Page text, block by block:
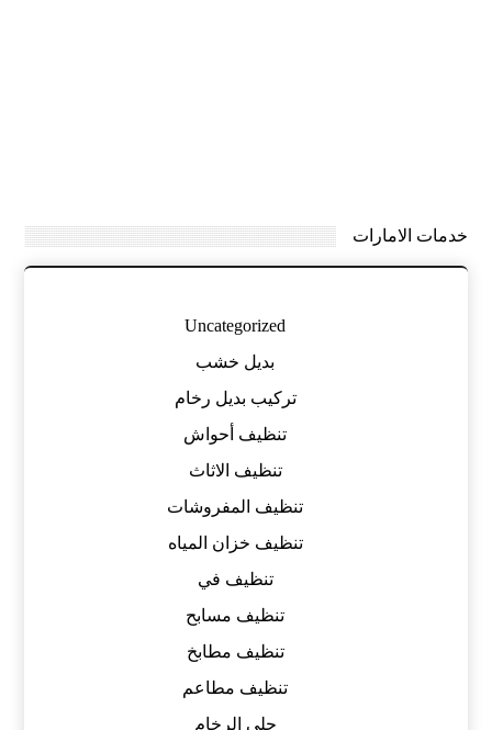
خدمات الامارات
Uncategorized
بديل خشب
تركيب بديل رخام
تنظيف أحواش
تنظيف الاثاث
تنظيف المفروشات
تنظيف خزان المياه
تنظيف في
تنظيف مسابح
تنظيف مطابخ
تنظيف مطاعم
جلي الرخام